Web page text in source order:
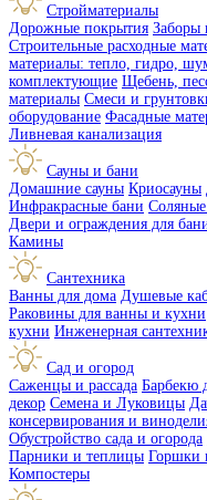
Стройматериалы
Дорожные покрытия Заборы
Строительные расходные
материалы: тепло, гидро,
комплектующие Щебень,
материалы Смеси и
оборудование Фасадные
Ливневая канализация
Сауны и бани
Домашние сауны Криосауны
Инфракрасные бани
Двери и ограждения для
Камины
Сантехника
Ванны для дома Душевые
Раковины для ванны и кухни
кухни Инженерная
Сад и огород
Саженцы и рассада Барбекю
декор Семена и Луковицы
консервирования и
Обустройство сада и огорода
Парники и теплицы Горшки
Компостеры